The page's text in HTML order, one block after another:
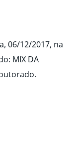
06/12/2017, na
MIX DA